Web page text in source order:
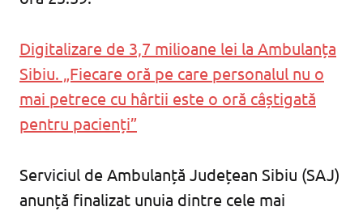
Digitalizare de 3,7 milioane lei la Ambulanța
Sibiu. „Fiecare oră pe care personalul nu o
mai petrece cu hârtii este o oră câștigată
pentru pacienți”
Serviciul de Ambulanță Județean Sibiu (SAJ)
anunță finalizat unuia dintre cele mai